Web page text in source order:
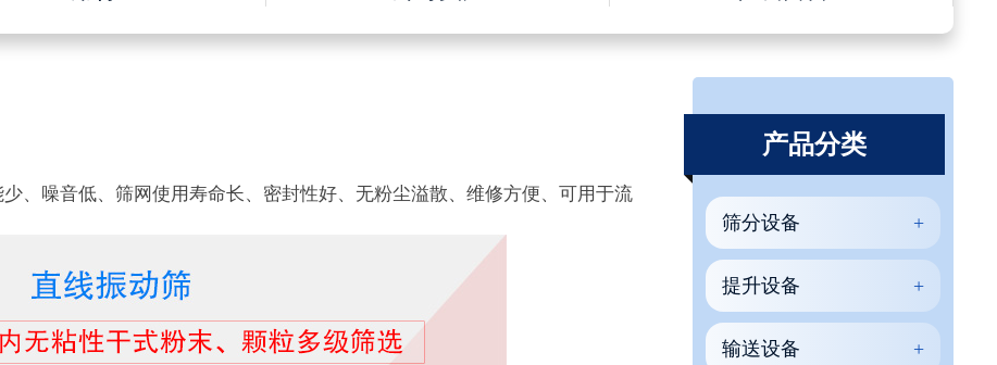
、噪音低、筛网使用寿命长、密封性好、无粉尘溢散、维修方便、可用于流
产品分类
筛分设备
提升设备
输送设备